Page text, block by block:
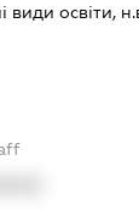
види освіти,